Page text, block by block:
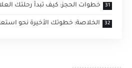
خطوات الحجز: كيف تبدأ رحلتك
الخلاصة: خطوتك الأخيرة نحو